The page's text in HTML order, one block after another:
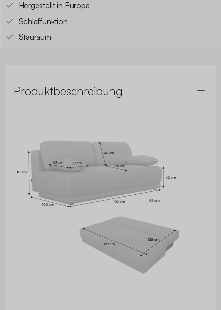
Hergestellt in Europa
Schlaffunktion
Stauraum
Produktbeschreibung